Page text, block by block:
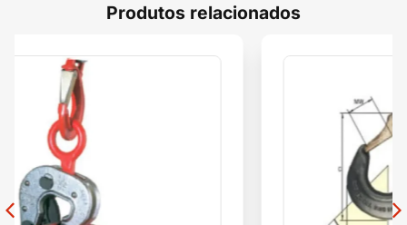
Produtos relacionados